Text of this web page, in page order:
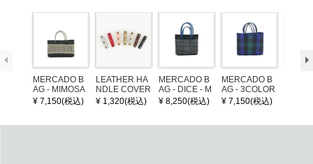
MERCADO B
AG - MIMOSA
- Black / Crea
m (SHORT X
¥ 7,150(税込)
LEATHER HA
NDLE COVER
¥ 1,320(税込)
MERCADO B
AG - DICE - M
OSAIC - Black
/ Cream / Meta
¥ 8,250(税込)
MERCADO B
AG - 3COLOR
S CHECK - Bl
ack / Dark Gre
¥ 7,150(税込)